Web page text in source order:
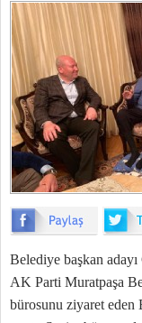
Belediye başkan
AK Parti Muratpaşa
bürosunu ziyaret eden